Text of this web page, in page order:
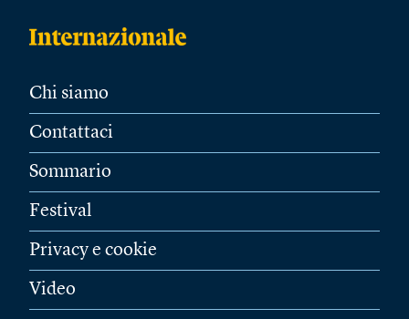
Chi siamo
Contattaci
Sommario
Festival
Privacy e cookie
Video